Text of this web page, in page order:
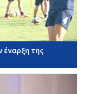
έναρξη της